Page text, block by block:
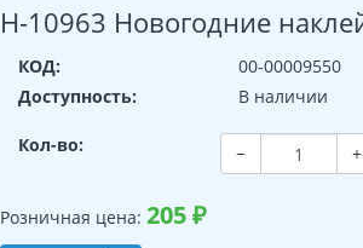
Н-10963 Новогодние
КОД:
00-00009550
Доступность:
В наличии
Кол-во: − +
Розничная цена:205₽